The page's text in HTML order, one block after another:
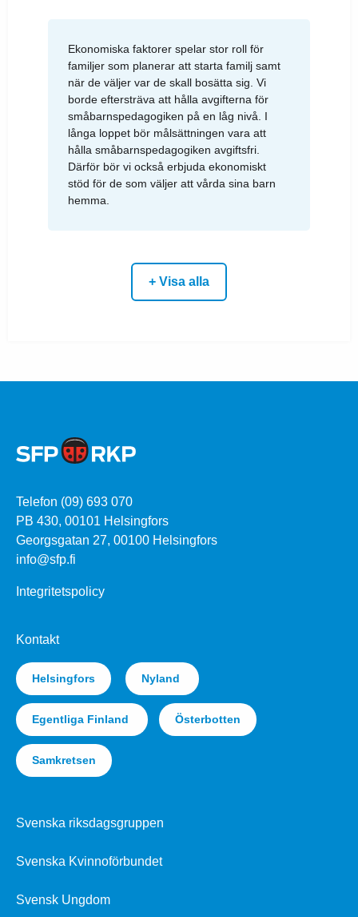
Ekonomiska faktorer spelar stor roll för
familjer som planerar att starta familj samt
när de väljer var de skall bosätta sig. Vi
borde eftersträva att hålla avgifterna för
småbarnspedagogiken på en låg nivå. I
långa loppet bör målsättningen vara att
hålla småbarnspedagogiken avgiftsfri.
Därför bör vi också erbjuda ekonomiskt
stöd för de som väljer att vårda sina barn
hemma.
+ Visa alla
Telefon (09) 693 070
PB 430, 00101 Helsingfors
Georgsgatan 27, 00100 Helsingfors
info@sfp.fi
Integritetspolicy
Kontakt
Helsingfors Nyland
Egentliga Finland Österbotten
Samkretsen
Svenska riksdagsgruppen
Svenska Kvinnoförbundet
Svensk Ungdom